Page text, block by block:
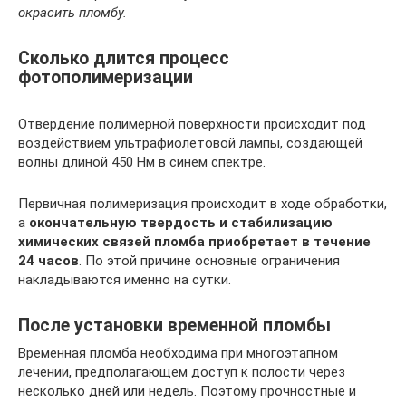
окрасить пломбу.
Сколько длится процесс
фотополимеризации
Отвердение полимерной поверхности происходит под
воздействием ультрафиолетовой лампы, создающей
волны длиной 450 Нм в синем спектре.
Первичная полимеризация происходит в ходе обработки,
а окончательную твердость и стабилизацию
химических связей пломба приобретает в течение
24 часов. По этой причине основные ограничения
накладываются именно на сутки.
После установки временной пломбы
Временная пломба необходима при многоэтапном
лечении, предполагающем доступ к полости через
несколько дней или недель. Поэтому прочностные и